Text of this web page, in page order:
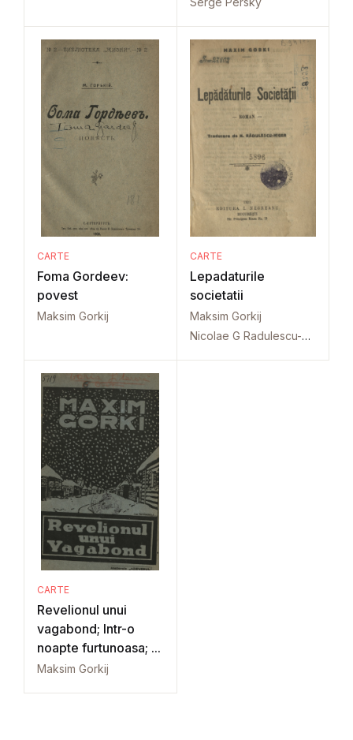
CARTE
Foma Gordeev:
povest
Maksim Gorkij
CARTE
Lepadaturile
societatii
Maksim Gorkij
Nicolae G Radulescu-Niger
CARTE
Revelionul unui
vagabond; Intr-o
noapte furtunoasa; ...
Maksim Gorkij